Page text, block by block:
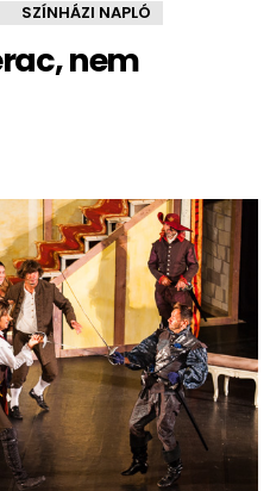
SZÍNHÁZI NAPLÓ
nem